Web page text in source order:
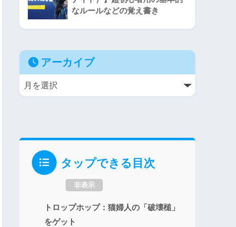
なルールなどの覚え書き
アーカイブ
タップできる目次
非表示
トロップホップ：猫婦人の「破壊槌」
をゲット